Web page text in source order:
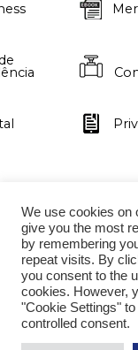
We use cookies on
give you the most
by remembering
repeat visits. By
you consent to the
cookies. However,
"Cookie Settings"
controlled consent.